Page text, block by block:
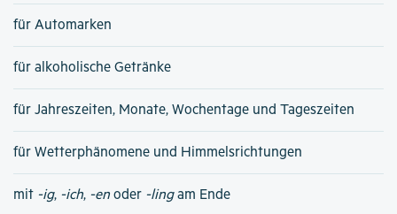
für Automarken
für alkoholische Getränke
für Jahreszeiten, Monate, Wochentage und Tageszeiten
für Wetterphänomene und Himmelsrichtungen
mit -ig, -ich, -en oder -lingam Ende